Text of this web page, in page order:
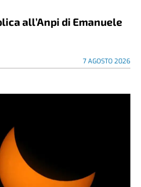
all’Anpi di Emanuele
7 AGOSTO 2026